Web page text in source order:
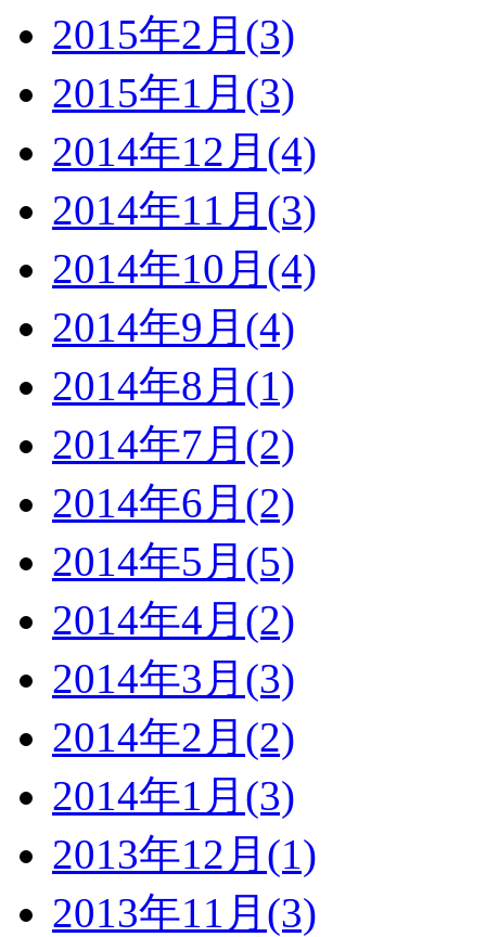
2015年2月(3)
2015年1月(3)
2014年12月(4)
2014年11月(3)
2014年10月(4)
2014年9月(4)
2014年8月(1)
2014年7月(2)
2014年6月(2)
2014年5月(5)
2014年4月(2)
2014年3月(3)
2014年2月(2)
2014年1月(3)
2013年12月(1)
2013年11月(3)